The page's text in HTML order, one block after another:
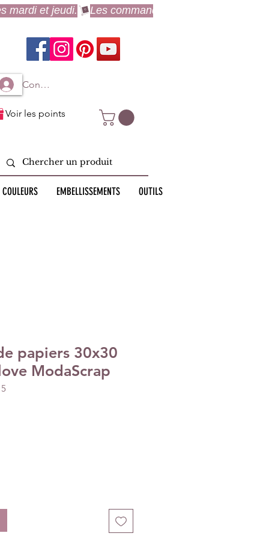
Connexion à mon compte
Voir les points
EMBELLISSEMENTS OUTILS
papiers 30x30
ModaScrap